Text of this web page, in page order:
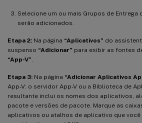
Selecione um ou mais Grupos de
serão adicionados.
Etapa 2: Na página “Aplicativos” do
suspenso “Adicionar” para exibir as fontes
“App-V”
Etapa 3: Na página “Adicionar Aplicativos
App-V: o servidor App-V ou a Biblioteca de
resultante inclui os nomes dos aplicativos,
pacote e versões de pacote. Marque as
aplicativos ou atalhos de aplicativo que você